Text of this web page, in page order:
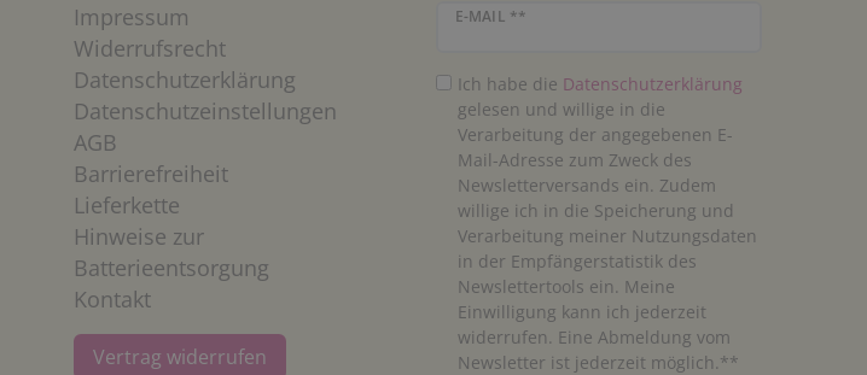
Impressum
Widerrufsrecht
Datenschutzerklärung
Datenschutzeinstellungen
AGB
Barrierefreiheit
Lieferkette
Hinweise zur
Batterieentsorgung
Kontakt
Vertrag widerrufen
E-MAIL **
Newsletter Honig
Ich habe die Daten­schutz­erklärung
gelesen und willige in die
Verarbeitung der angegebenen E-
Mail-Adresse zum Zweck des
Newsletterversands ein. Zudem
willige ich in die Speicherung und
Verarbeitung meiner Nutzungsdaten
in der Empfängerstatistik des
Newslettertools ein. Meine
Einwilligung kann ich jederzeit
widerrufen. Eine Abmeldung vom
Newsletter ist jederzeit möglich.**